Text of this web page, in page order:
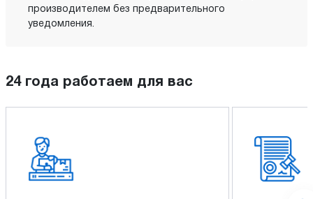
производителем без предварительного
уведомления.
24 года работаем для вас